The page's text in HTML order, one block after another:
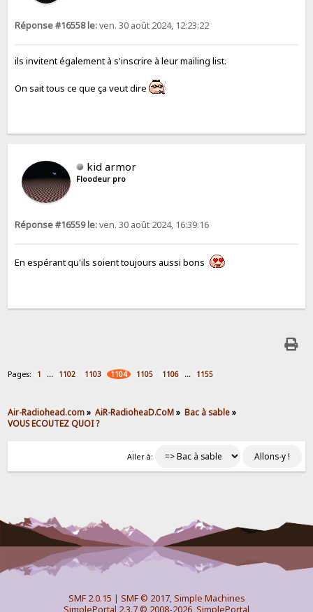
Réponse #16558 le:ven. 30 août 2024, 12:23:22
ils invitent également à s'inscrire à leur mailing list.
On sait tous ce que ça veut dire
kid armor
Floodeur pro
Réponse #16559 le:ven. 30 août 2024, 16:39:16
En espérant qu'ils soient toujours aussi bons
Pages: 1 ... 1102 1103 1104 1105 1106 ... 1155
Air-Radiohead.com» AiR-RadioheaD.CoM» Bac à sable»
VOUS ECOUTEZ QUOI ?
Aller à:
SMF 2.0.15 | SMF © 2017,Simple Machines